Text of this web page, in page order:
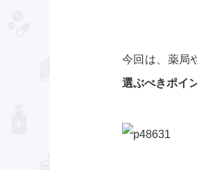
今回は、薬局
選ぶべきポイ